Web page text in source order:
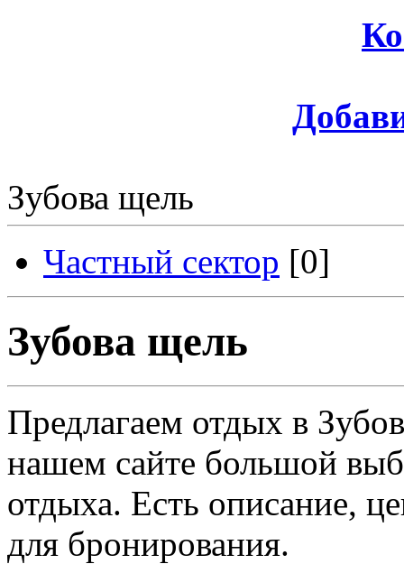
Зубова щель
Частный сектор [0]
Зубова щель
Предлагаем отдых в
нашем сайте большой
отдыха. Есть описание,
для бронирования.